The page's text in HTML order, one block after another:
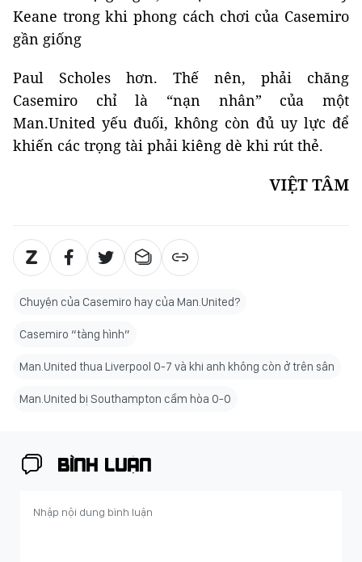
Keane trong khi phong cách chơi của Casemiro
gần giống
Paul Scholes hơn. Thế nên, phải chăng
Casemiro chỉ là “nạn nhân” của một
Man.United yếu đuối, không còn đủ uy lực để
khiến các trọng tài phải kiêng dè khi rút thẻ.
VIỆT TÂM
Chuyện của Casemiro hay của Man.United?
Casemiro “tàng hình”
Man.United thua Liverpool 0-7 và khi anh không còn ở trên sân
Man.United bị Southampton cầm hòa 0-0
BÌNH LUẬN